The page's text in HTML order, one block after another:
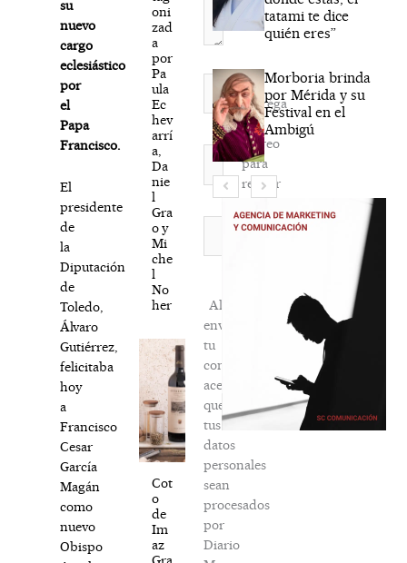
su
nuevo
cargo
eclesiástico
por
el
Papa
Francisco.
El
presidente
de
la
Diputación
de
Toledo,
Álvaro
Gutiérrez,
felicitaba
hoy
a
Francisco
Cesar
García
Magán
como
nuevo
Obispo
oni
zad
a
por
Pa
ula
Ec
hev
arrí
a,
Da
nie
l
Gra
o y
Mi
che
l
No
her
Cot
o
de
Im
az
Gra
Nombre*
Correo
electrónico*
Agréga
mi
correo
para
recibir
la
newsletter
Al
enviar
tu
comentario,
aceptas
que
tus
datos
personales
sean
procesados
por
Diario
tatami te dice
quién eres”
Morboria brinda
por Mérida y su
Festival en el
Ambigú